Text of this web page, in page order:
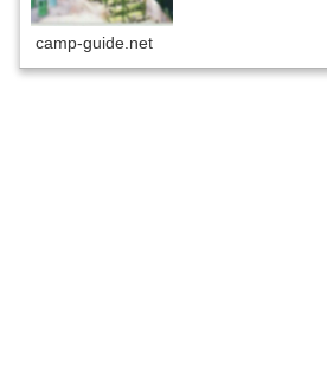
camp-guide.net